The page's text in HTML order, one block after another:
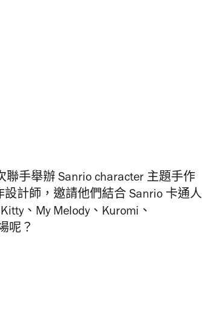
手舉辦 Sanrio character 主題手作
計師，邀請他們結合 Sanrio 卡通人
、My Melody、Kuromi、
呢？